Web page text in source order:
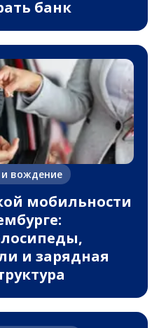
банк
вождение
мобильности
и зарядная